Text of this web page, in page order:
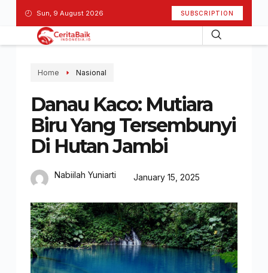
Sun, 9 August 2026 SUBSCRIPTION
Home Nasional
Danau Kaco: Mutiara
Biru Yang Tersembunyi
Di Hutan Jambi
Nabiilah Yuniarti January 15, 2025